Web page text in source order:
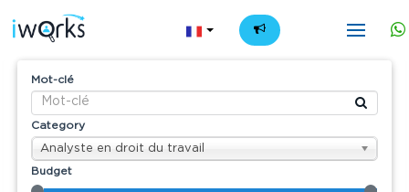
FR
Mot-clé
Category
Analyste en droit du travail
Budget